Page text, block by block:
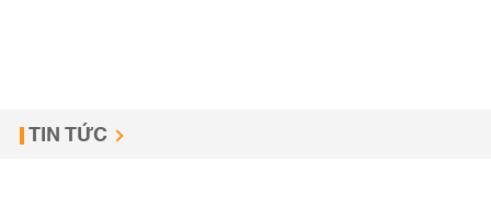
TIN TỨC